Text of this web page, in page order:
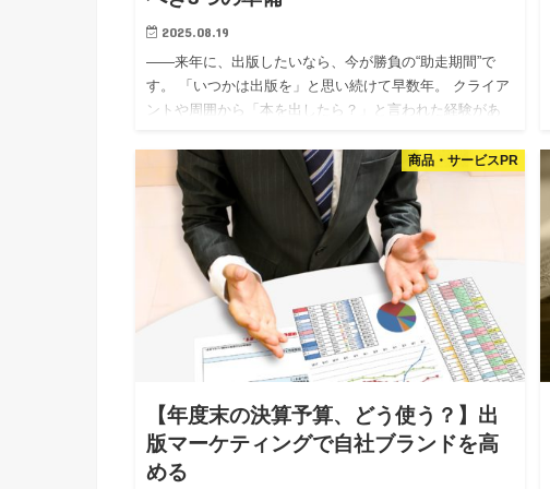
2025.08.19
――来年に、出版したいなら、今が勝負の“助走期間”で
す。 「いつかは出版を」と思い続けて早数年。 クライア
ントや周囲から「本を出したら？」と言われた経験があ
めればいい…
商品・サービスPR
【年度末の決算予算、どう使う？】出
版マーケティングで自社ブランドを高
める